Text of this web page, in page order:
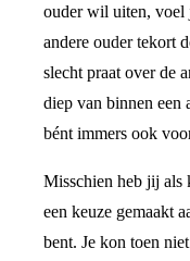
ouder wil uiten, voel
andere ouder tekort
slecht praat over de
diep van binnen een
bént immers ook
Misschien heb jij als
een keuze gemaakt
bent. Je kon toen